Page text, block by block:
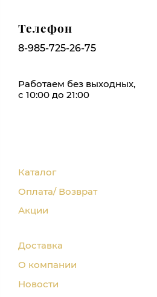
Телефон
8-985-725-26-75
Работаем без выходных,
с 10:00 до 21:00
Каталог
Оплата/ Возврат
Акции
Доставка
О компании
Новости